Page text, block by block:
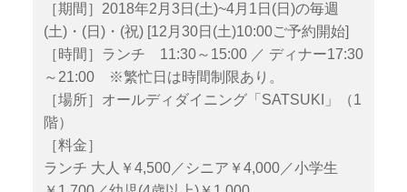
［期間］2018年2月3日(土)~4月1日(日)の毎週
(土)・(日)・(祝) [12月30日(土)10:00ご予約開始]
［時間］ランチ 11:30～15:00 ／ ディナー17:30
～21:00 ※繁忙日は時間制限あり。
［場所］オールディダイニング「SATSUKI」（1
階）
［料金］
ランチ 大人￥4,500／シニア￥4,000／小学生